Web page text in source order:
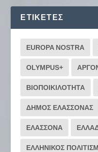
ΕΤΙΚΈΤΕΣ
EUROPA NOSTRA
OLYMPUS+
ΒΙΟΠΟΙΚΙΛΟΤΗΤΑ
ΔΗΜΟΣ ΕΛΑΣΣΟΝΑΣ
ΕΛΑΣΣΟΝΑ
ΕΛΛΗΝΙΚΟΣ